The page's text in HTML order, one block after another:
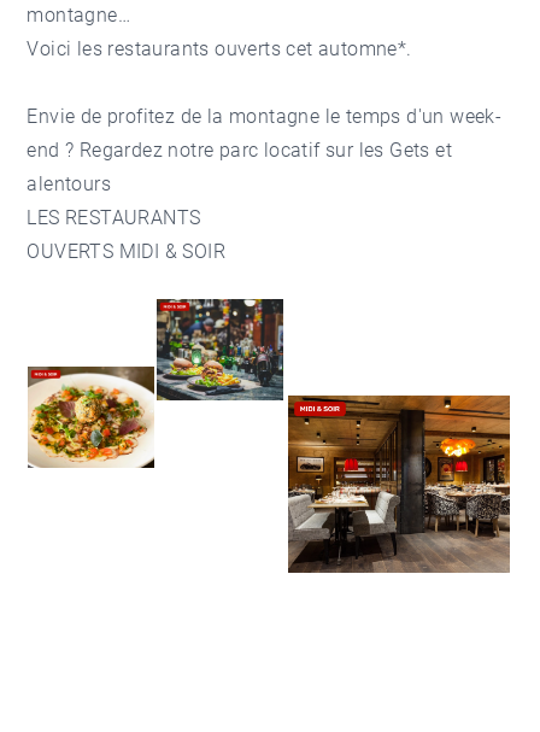
montagne…
Voici les restaurants ouverts cet automne*.
Envie de profitez de la montagne le temps d'un week-
end ? Regardez notre parc locatif sur les Gets et
alentours
LES RESTAURANTS
OUVERTS MIDI & SOIR